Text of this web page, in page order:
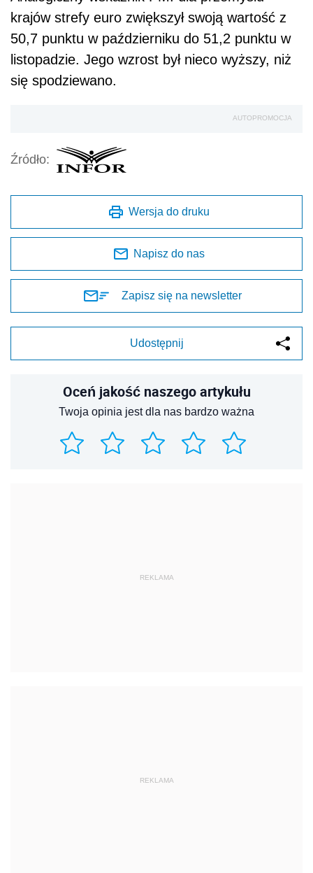
krajów strefy euro zwiększył swoją wartość z
50,7 punktu w październiku do 51,2 punktu w
listopadzie. Jego wzrost był nieco wyższy, niż
się spodziewano.
AUTOPROMOCJA
Źródło:
Wersja do druku
Napisz do nas
Zapisz się na newsletter
Udostępnij
Oceń jakość naszego artykułu
Twoja opinia jest dla nas bardzo ważna
REKLAMA
REKLAMA